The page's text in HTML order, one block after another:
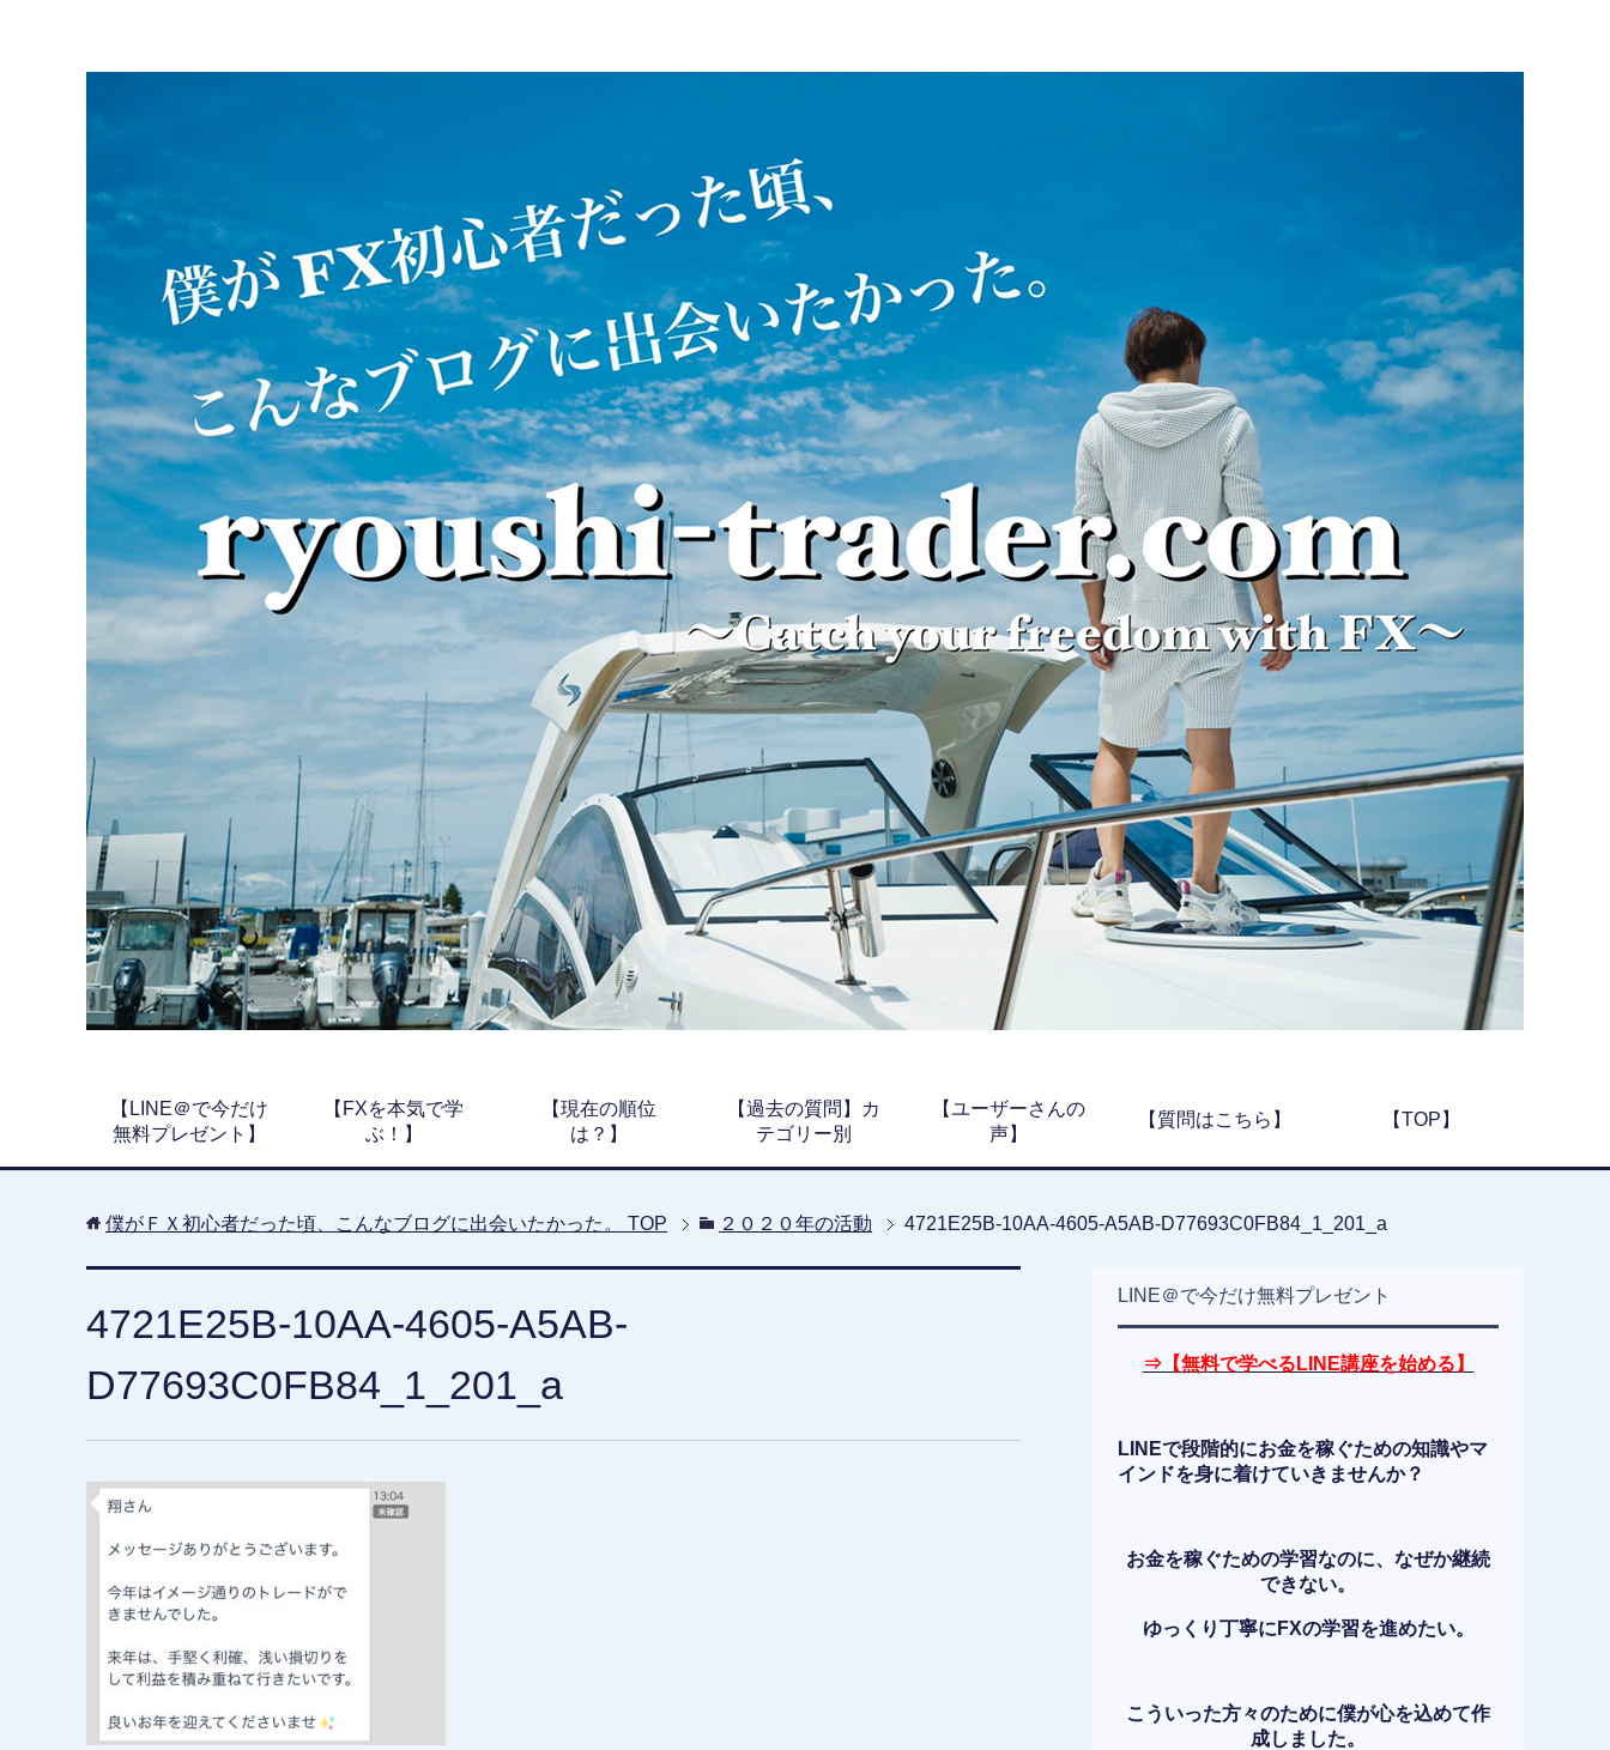
【LINE＠で今だけ
無料プレゼント】
【FXを本気で学
ぶ！】
【現在の順位
は？】
【過去の質問】カ
テゴリー別
【ユーザーさんの
声】
【質問はこちら】 【TOP】
僕がＦＸ初心者だった頃、こんなブログに出会いたかった。 TOP ２０２０年の活動 4721E25B-10AA-4605-A5AB-D77693C0FB84_1_201_a
4721E25B-10AA-4605-A5AB-
D77693C0FB84_1_201_a
LINE＠で今だけ無料プレゼント
⇒【無料で学べるLINE講座を始める】
LINEで段階的にお金を稼ぐための知識やマ
インドを身に着けていきませんか？
お金を稼ぐための学習なのに、なぜか継続
できない。
ゆっくり丁寧にFXの学習を進めたい。
こういった方々のために僕が心を込めて作
成しました。